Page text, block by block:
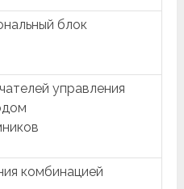
блок
управления
комбинацией